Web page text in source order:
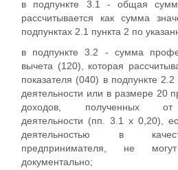
в подпункте 3.1 - общая
рассчитывается как сумма
подпунктах 2.1 пункта 2 по
в подпункте 3.2 - сумма
вычета (120), которая
показателя (040) в подпункте
деятельности или в размере 20
доходов, полученных от
деятельности (пп. 3.1 x 0,20),
деятельностью в
предпринимателя, не
документально;